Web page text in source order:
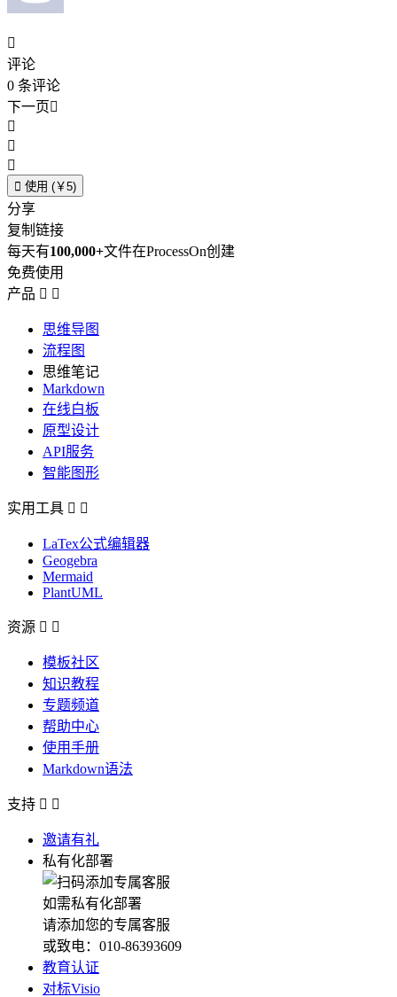

评论
0 条评论
下一页



 使用 (￥5)
分享
复制链接
每天有100,000+文件在ProcessOn创建
免费使用
产品  
思维导图
流程图
思维笔记
Markdown
在线白板
原型设计
API服务
智能图形
实用工具  
LaTex公式编辑器
Geogebra
Mermaid
PlantUML
资源  
模板社区
知识教程
专题频道
帮助中心
使用手册
Markdown语法
支持  
邀请有礼
私有化部署
如需私有化部署
请添加您的专属客服
或致电：010-86393609
教育认证
对标Visio